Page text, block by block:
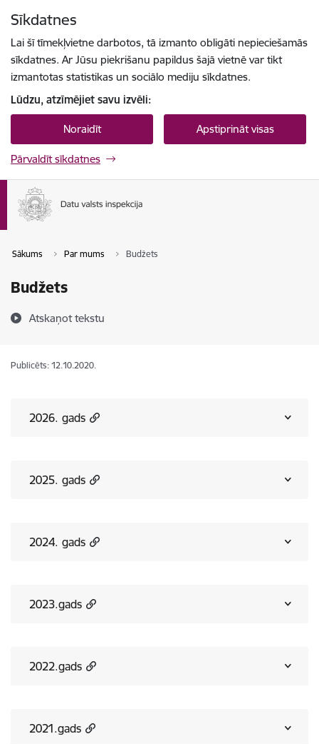
Sīkdatnes
Lai šī tīmekļvietne darbotos, tā izmanto obligāti nepieciešamās
sīkdatnes. Ar Jūsu piekrišanu papildus šajā vietnē var tikt
izmantotas statistikas un sociālo mediju sīkdatnes.
Lūdzu, atzīmējiet savu izvēli:
Noraidīt Apstiprināt visas
Pārvaldīt sīkdatnes
Sākums Par mums Budžets
Budžets
Atskaņot tekstu
Publicēts: 12.10.2020.
2026. gads
2025. gads
2024. gads
2023.gads
2022.gads
2021.gads